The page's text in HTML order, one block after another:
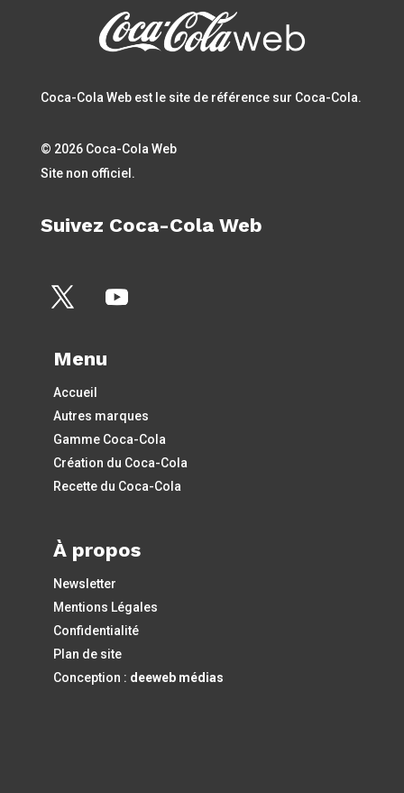
Coca-Cola Web est le site de référence sur Coca-Cola.
© 2026 Coca-Cola Web
Site non officiel.
Suivez Coca-Cola Web
Menu
Accueil
Autres marques
Gamme Coca-Cola
Création du Coca-Cola
Recette du Coca-Cola
À propos
Newsletter
Mentions Légales
Confidentialité
Plan de site
Conception : deeweb médias